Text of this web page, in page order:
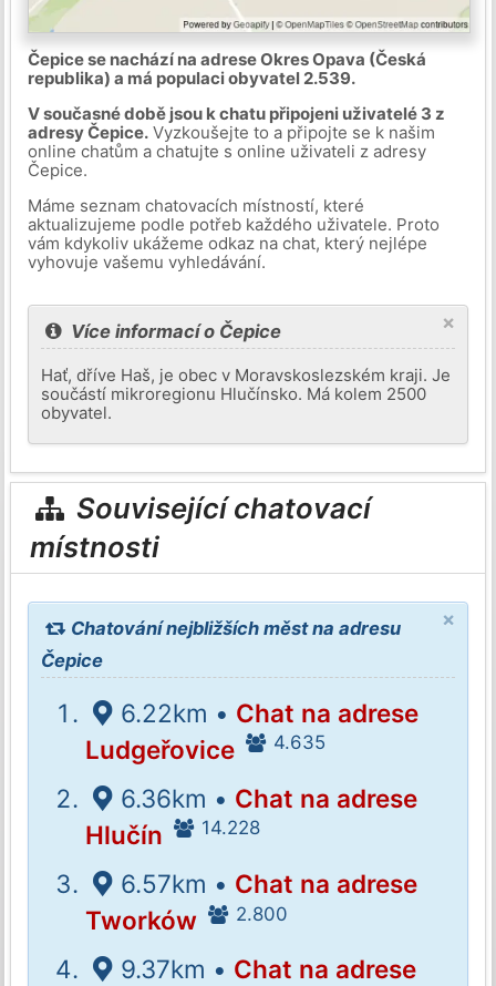
Čepice se nachází na adrese Okres Opava (Česká
republika) a má populaci obyvatel 2.539.
V současné době jsou k chatu připojeni uživatelé 3 z
adresy Čepice.Vyzkoušejte to a připojte se k našim
online chatům a chatujte s online uživateli z adresy
Čepice.
Máme seznam chatovacích místností, které
aktualizujeme podle potřeb každého uživatele. Proto
vám kdykoliv ukážeme odkaz na chat, který nejlépe
vyhovuje vašemu vyhledávání.
×
Více informací o Čepice
Hať, dříve Haš, je obec v Moravskoslezském kraji. Je
součástí mikroregionu Hlučínsko. Má kolem 2500
obyvatel.
Související chatovací
místnosti
×
Chatování nejbližších měst na adresu
Čepice
6.22km • Chat na adrese
Ludgeřovice
4.635
6.36km • Chat na adrese
Hlučín
14.228
6.57km • Chat na adrese
Tworków
2.800
9.37km • Chat na adrese